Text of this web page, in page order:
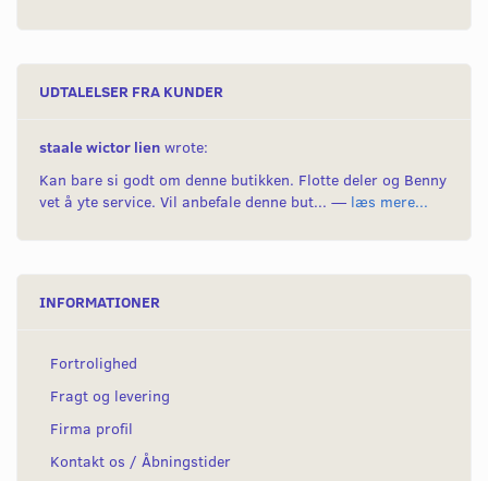
UDTALELSER FRA KUNDER
staale wictor lien wrote:
Kan bare si godt om denne butikken. Flotte deler og Benny
vet å yte service. Vil anbefale denne but... — læs mere...
INFORMATIONER
Fortrolighed
Fragt og levering
Firma profil
Kontakt os / Åbningstider